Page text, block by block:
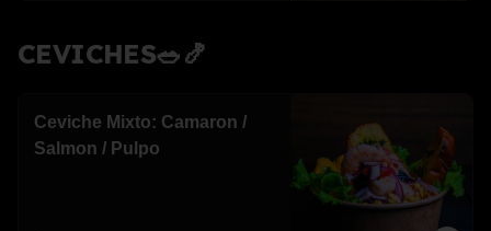
CEVICHES🥗🍤
Ceviche Mixto: Camaron /
Salmon / Pulpo